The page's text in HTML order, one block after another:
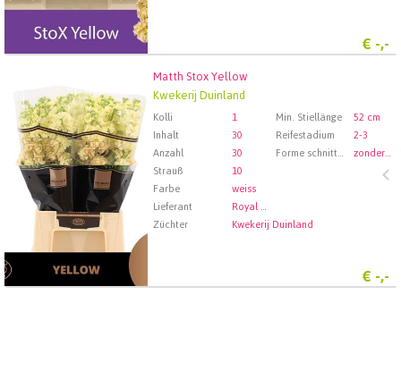
€ -,-
Matth Stox Yellow
Kwekerij Duinland
Kolli 1 Min. Stiellänge
52 cm
Inhalt
30 Reifestadium
2-3
Anzahl
30 Forme schnittblumen
zonder wortel
Strauß
10
Farbe
weiss
Lieferant
Royal FloraHolland Aalsmeer
Züchter
Kwekerij Duinland
€ -,-
Wählen Sie zuerst ein Abfartdatum.